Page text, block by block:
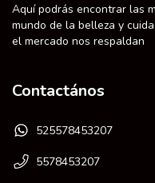
Aquí podrás encontrar las
mundo de la belleza y
el mercado nos respaldan
Contactános
525578453207
5578453207